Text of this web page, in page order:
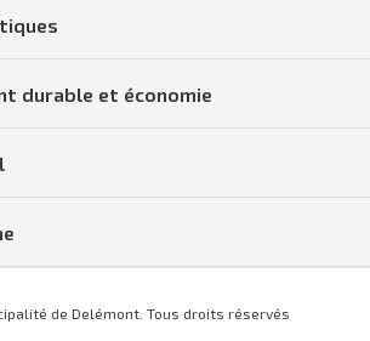
durable et économie
de Delémont. Tous droits réservés